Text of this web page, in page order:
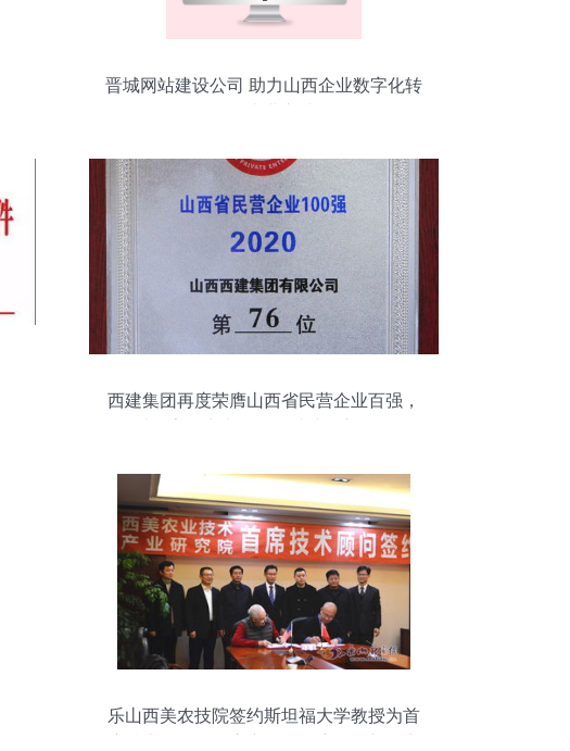
晋城网站建设公司 助力山西企业数字化转
西建集团再度荣膺山西省民营企业百强，
乐山西美农技院签约斯坦福大学教授为首